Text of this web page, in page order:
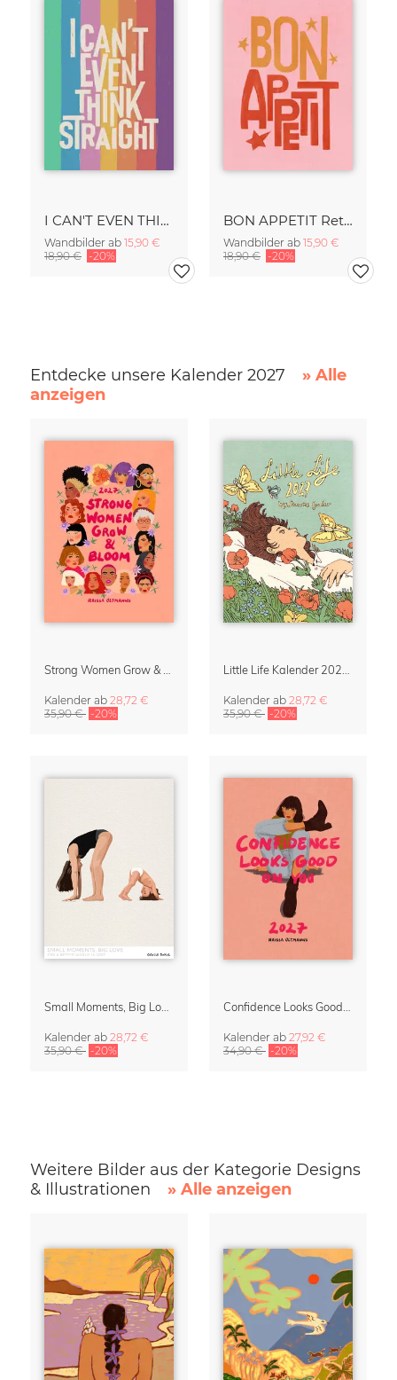
I CAN'T EVEN THINK STRAIGHT Retro Typography - Painted Art Print
Wandbilder ab 15,90 €
18,90 € -20%
BON APPETIT Retro Painted Typography - Kitchen Fine Art Print
Wandbilder ab 15,90 €
18,90 € -20%
Entdecke unsere Kalender 2027
» Alle
anzeigen
Kalender ab 28,72 €
35,90 € -20%
Kalender ab 28,72 €
35,90 € -20%
Kalender ab 28,72 €
35,90 € -20%
Kalender ab 27,92 €
34,90 € -20%
Weitere Bilder aus der Kategorie Designs
& Illustrationen
» Alle anzeigen